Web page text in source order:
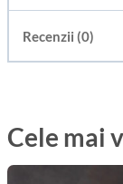
Recenzii (0)
Cele mai